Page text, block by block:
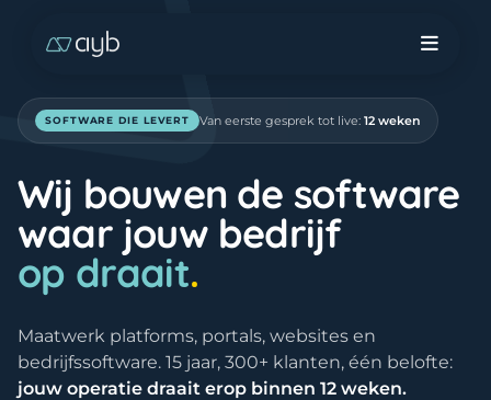
SOFTWARE DIE LEVERT Van eerste gesprek tot live:12 weken
Wij bouwen de software
waar jouw bedrijf
op draait.
Maatwerk platforms, portals, websites en
bedrijfssoftware. 15 jaar, 300+ klanten, één belofte:
jouw operatie draait erop binnen 12 weken.